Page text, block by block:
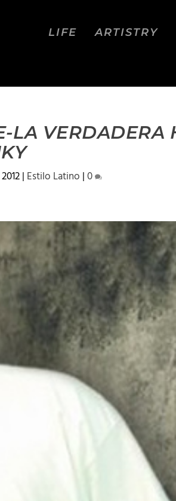
LIFE ARTISTRY
LA VERDADERA
| Estilo Latino |0